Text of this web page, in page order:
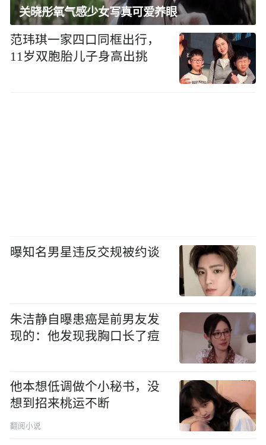
关晓彤氧气感少女写真可爱养眼
范玮琪一家四口同框出行，
11岁双胞胎儿子身高出挑
曝知名男星违反交规被约谈
朱洁静自曝患癌是前男友发
现的：他发现我胸口长了痘
他本想低调做个小秘书，没
想到招来桃运不断
翻阅小说